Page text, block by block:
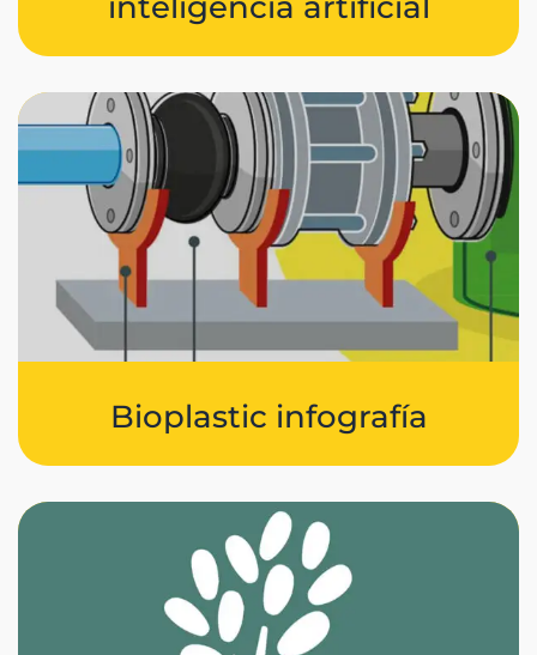
Bioplastic infografía